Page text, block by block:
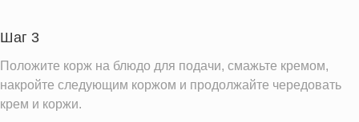
Витамин Е
Насыщенные жиры
26.6 г
Добавленный сахар
4.0 ч.л.
Шаг 3
Положите корж на блюдо для подачи, смажьте кремом,
накройте следующим коржом и продолжайте чередовать
крем и коржи.